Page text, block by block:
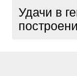
Удачи в